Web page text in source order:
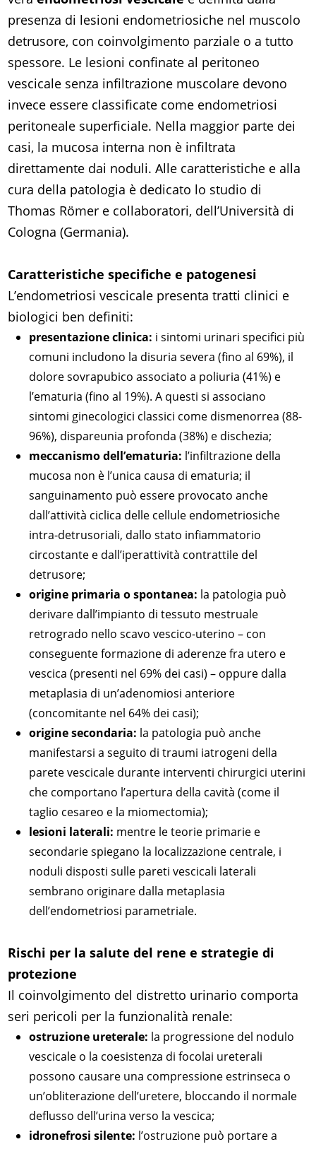
presenza di lesioni endometriosiche nel muscolo
detrusore, con coinvolgimento parziale o a tutto
spessore. Le lesioni confinate al peritoneo
vescicale senza infiltrazione muscolare devono
invece essere classificate come endometriosi
peritoneale superficiale. Nella maggior parte dei
casi, la mucosa interna non è infiltrata
direttamente dai noduli. Alle caratteristiche e alla
cura della patologia è dedicato lo studio di
Thomas Römer e collaboratori, dell’Università di
Cologna (Germania).
Caratteristiche specifiche e patogenesi
L’endometriosi vescicale presenta tratti clinici e
biologici ben definiti:
presentazione clinica: i sintomi urinari specifici più
comuni includono la disuria severa (fino al 69%), il
dolore sovrapubico associato a poliuria (41%) e
l’ematuria (fino al 19%). A questi si associano
sintomi ginecologici classici come dismenorrea (88-
96%), dispareunia profonda (38%) e dischezia;
meccanismo dell’ematuria: l’infiltrazione della
mucosa non è l’unica causa di ematuria; il
sanguinamento può essere provocato anche
dall’attività ciclica delle cellule endometriosiche
intra-detrusoriali, dallo stato infiammatorio
circostante e dall’iperattività contrattile del
detrusore;
origine primaria o spontanea: la patologia può
derivare dall’impianto di tessuto mestruale
retrogrado nello scavo vescico-uterino – con
conseguente formazione di aderenze fra utero e
vescica (presenti nel 69% dei casi) – oppure dalla
metaplasia di un’adenomiosi anteriore
(concomitante nel 64% dei casi);
origine secondaria: la patologia può anche
manifestarsi a seguito di traumi iatrogeni della
parete vescicale durante interventi chirurgici uterini
che comportano l’apertura della cavità (come il
taglio cesareo e la miomectomia);
lesioni laterali: mentre le teorie primarie e
secondarie spiegano la localizzazione centrale, i
noduli disposti sulle pareti vescicali laterali
sembrano originare dalla metaplasia
dell’endometriosi parametriale.
Rischi per la salute del rene e strategie di
protezione
Il coinvolgimento del distretto urinario comporta
seri pericoli per la funzionalità renale:
ostruzione ureterale: la progressione del nodulo
vescicale o la coesistenza di focolai ureterali
possono causare una compressione estrinseca o
un’obliterazione dell’uretere, bloccando il normale
deflusso dell’urina verso la vescica;
idronefrosi silente: l’ostruzione può portare a